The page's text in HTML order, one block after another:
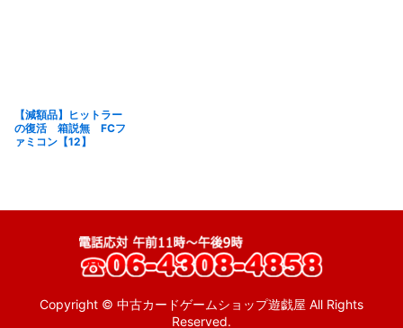
【減額品】ヒットラー
の復活 箱説無 FCフ
ァミコン【12】
Copyright © 中古カードゲームショップ遊戯屋 All Rights
Reserved.